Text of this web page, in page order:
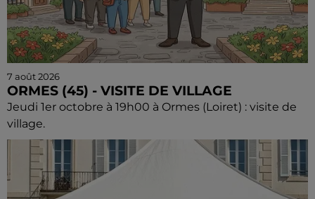
7 août 2026
ORMES (45) - VISITE DE VILLAGE
Jeudi 1er octobre à 19h00 à Ormes (Loiret) : visite de
village.